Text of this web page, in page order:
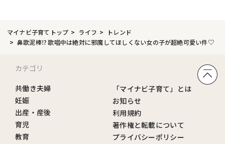
マイナビ子育てトップ ライフ
トレンド
鼻歌泥棒⁉ 歌唱中は絶対に邪魔してほしくない女の子が超絶可愛い件♡
カテゴリ
共働き夫婦
妊娠
出産・産後
育児
教育
「マイナビ子育て」とは
お知らせ
利用規約
著作権と転載について
プライバシーポリシー